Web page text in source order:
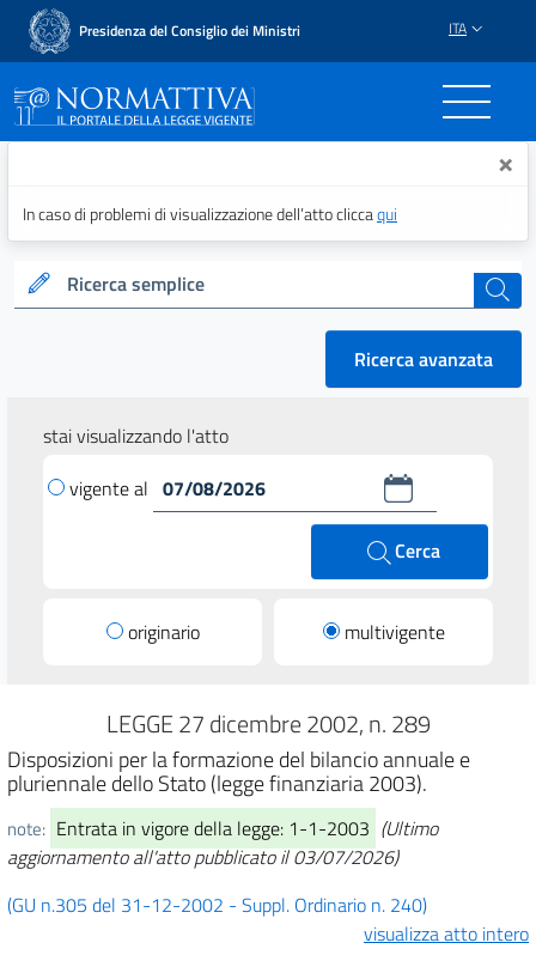
Presidenza del Consiglio dei Ministri ITA
Normattiva - Il portale ×
In caso di problemi di visualizzazione dell’atto cliccaqui
Ricerca semplice cerca
Ricerca avanzata
stai visualizzando l'atto
vigente al
Cerca
originario multivigente
LEGGE 27 dicembre 2002, n. 289
Disposizioni per la formazione del bilancio annuale e
pluriennale dello Stato (legge finanziaria 2003).
note: Entrata in vigore della legge: 1-1-2003 (Ultimo
aggiornamento all'atto pubblicato il 03/07/2026)
(GU n.305 del 31-12-2002 - Suppl. Ordinario n. 240)
visualizza atto intero